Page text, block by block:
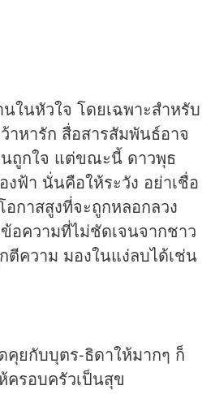
ในหัวใจ โดยเฉพาะสำหรับ
าหารัก สื่อสารสัมพันธ์อาจ
ถูกใจ แต่ขณะนี้ ดาวพุธ
ฟ้า นั่นคือให้ระวัง อย่าเชื่อ
อกาสสูงที่จะถูกหลอกลวง
อความที่ไม่ชัดเจนจากชาว
ตีความ มองในแง่ลบได้เช่น
คุยกับบุตร-ธิดาให้มากๆ ก็
ครอบครัวเป็นสุข